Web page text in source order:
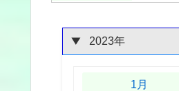
2023年
1月